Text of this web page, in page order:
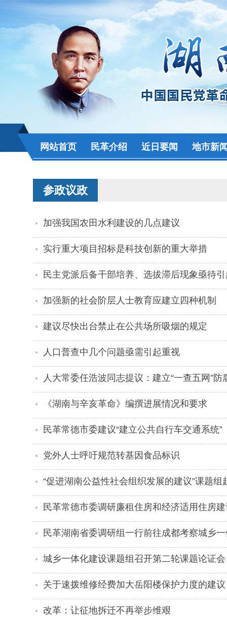
网站首页 民革介绍 近日要闻 地市新
参政议政
加强我国农田水利建设的几点建议
实行重大项目招标是科技创新的重大举措
民主党派后备干部培养、选拔滞后现象亟待
加强新的社会阶层人士教育应建立四种机制
建议尽快出台禁止在公共场所吸烟的规定
人口普查中几个问题亟需引起重视
人大常委任浩波同志提议：建立“一查五网”防
《湖南与辛亥革命》编撰进展情况和要求
民革常德市委建议“建立公共自行车交通系统”
党外人士呼吁规范转基因食品标识
“促进湖南公益性社会组织发展的建议”课题组
民革常德市委调研廉租住房和经济适用住房
民革湖南省委调研组一行前往成都考察城乡
城乡一体化建设课题组召开第二轮课题论证会
关于速拨维修经费加大岳阳楼保护力度的建议
改革：让征地拆迁不再举步维艰